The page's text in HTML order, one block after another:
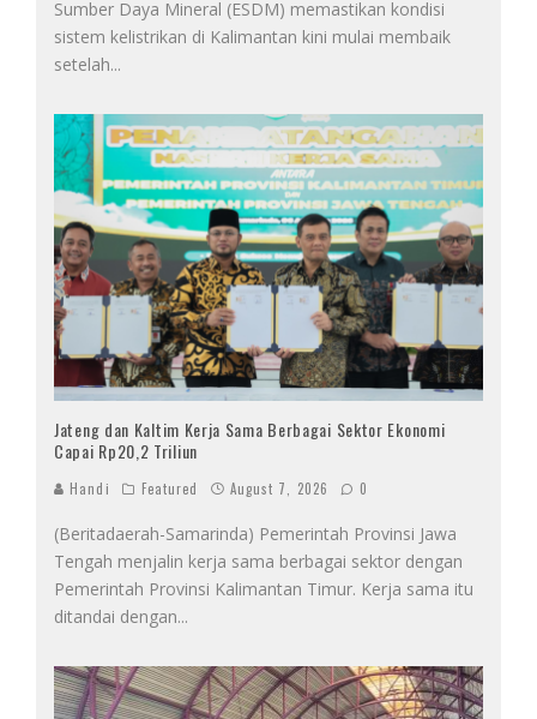
Sumber Daya Mineral (ESDM) memastikan kondisi
sistem kelistrikan di Kalimantan kini mulai membaik
setelah...
Jateng dan Kaltim Kerja Sama Berbagai Sektor Ekonomi
Capai Rp20,2 Triliun
Handi Featured August 7, 2026 0
(Beritadaerah-Samarinda) Pemerintah Provinsi Jawa
Tengah menjalin kerja sama berbagai sektor dengan
Pemerintah Provinsi Kalimantan Timur. Kerja sama itu
ditandai dengan...